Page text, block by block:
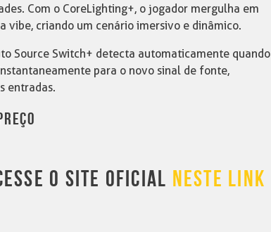
Com o CoreLighting+, o jogador mergulha em
vibe, criando um cenário imersivo e dinâmico.
Source Switch+ detecta automaticamente quando
para o novo sinal de fonte,
entradas.
O SITE OFICIAL NESTE LINK